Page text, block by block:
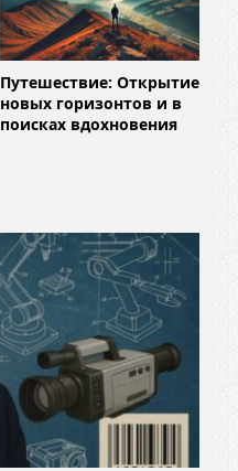
Путешествие: Открытие
новых горизонтов и в
поисках вдохновения